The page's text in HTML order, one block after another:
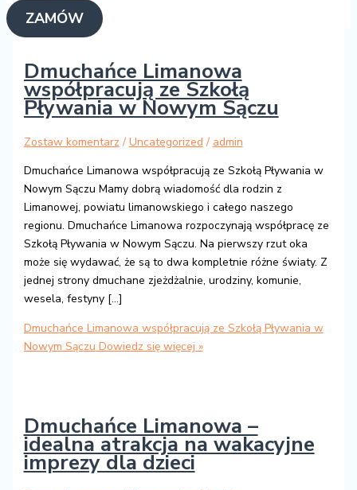
ZAMÓW
Dmuchańce Limanowa
współpracują ze Szkołą
Pływania w Nowym Sączu
Zostaw komentarz / Uncategorized / admin
Dmuchańce Limanowa współpracują ze Szkołą Pływania w
Nowym Sączu Mamy dobrą wiadomość dla rodzin z
Limanowej, powiatu limanowskiego i całego naszego
regionu. Dmuchańce Limanowa rozpoczynają współpracę ze
Szkołą Pływania w Nowym Sączu. Na pierwszy rzut oka
może się wydawać, że są to dwa kompletnie różne światy. Z
jednej strony dmuchane zjeżdżalnie, urodziny, komunie,
wesela, festyny […]
Dmuchańce Limanowa współpracują ze Szkołą Pływania w
Nowym Sączu Dowiedz się więcej »
Dmuchańce Limanowa –
idealna atrakcja na wakacyjne
imprezy dla dzieci